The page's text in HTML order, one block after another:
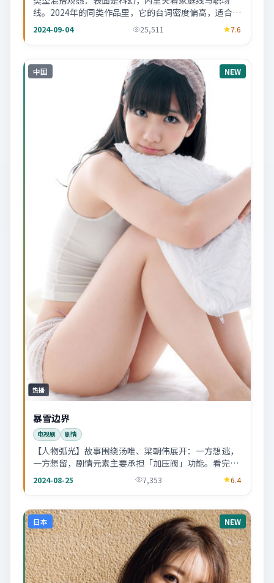
线。2024年的同类作品里，它的台词密度偏高，适合喜
欢「听戏」的人。
2024-09-04 25,511 7.6
中国 NEW
热播
暴雪边界
电视剧 剧情
【人物弧光】故事围绕汤唯、梁朝伟展开：一方想逃，
一方想留，剧情元素主要承担「加压阀」功能。看完会
忍不住回想某个配角的眼神。
2024-08-25 7,353 6.4
日本 NEW